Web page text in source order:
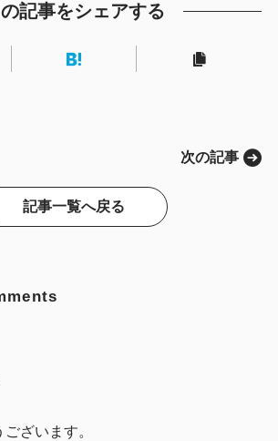
記事をシェアする
記事一覧へ戻る
次の記事
ざいます。